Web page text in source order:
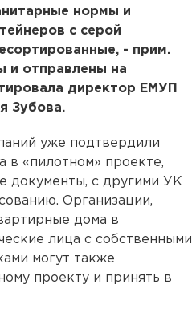
нормы и
с серой
- прим.
и отправлены на
директор ЕМУП
Зубова.
уже подтвердили
в «пилотном» проекте,
документы, с другими УК
Организации,
дома в
лица с собственными
могут также
проекту и принять в